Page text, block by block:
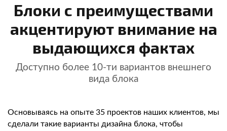
Блоки с преимуществами
акцентируют внимание на
выдающихся фактах
Доступно более 10-ти вариантов внешнего
вида блока
Основываясь на опыте 35 проектов наших клиентов, мы
сделали такие варианты дизайна блока, чтобы